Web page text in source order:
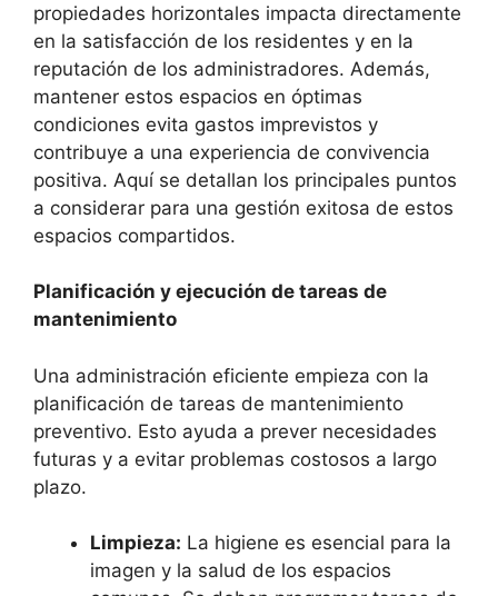
propiedades horizontales impacta directamente
en la satisfacción de los residentes y en la
reputación de los administradores. Además,
mantener estos espacios en óptimas
condiciones evita gastos imprevistos y
contribuye a una experiencia de convivencia
positiva. Aquí se detallan los principales puntos
a considerar para una gestión exitosa de estos
espacios compartidos.
Planificación y ejecución de tareas de
mantenimiento
Una administración eficiente empieza con la
planificación de tareas de mantenimiento
preventivo. Esto ayuda a prever necesidades
futuras y a evitar problemas costosos a largo
plazo.
Limpieza: La higiene es esencial para la
imagen y la salud de los espacios